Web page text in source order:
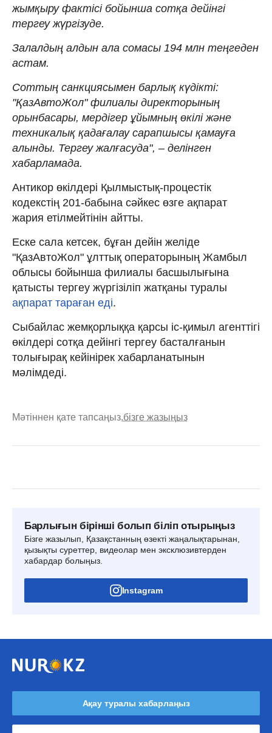
жымқыру фактісі бойынша сотқа дейінгі
тергеу жүргізуде.
Залалдың алдын ала сомасы 194 млн теңгеден
астам.
Соттың санкциясымен барлық күдікті:
"ҚазАвтоЖол" филиалы директорының
орынбасары, мердігер ұйымның өкілі және
техникалық қадағалау сарапшысы қамауға
алынды. Тергеу жалғасуда", – делінген
хабарламада.
Антикор өкілдері Қылмыстық-процестік
кодекстің 201-бабына сәйкес өзге ақпарат
жария етілмейтінін айтты.
Еске сала кетсек, бұған дейін желіде
"ҚазАвтоЖол" ұлттық операторының Жамбыл
облысы бойынша филиалы басшылығына
қатысты тергеу жүргізіліп жатқаны туралы
ақпарат тараған еді.
Сыбайлас жемқорлыққа қарсы іс-қимыл агенттігі
өкілдері сотқа дейінгі тергеу басталғанын
толығырақ кейінірек хабарланатынын
мәлімдеді.
Мәтіннен қате тапсаңыз,бізге жазыңыз
Барлығын бірінші болып біліп отырыңыз
Бізге жазылып, Қазақстанның өзекті жаңалықтарынан,
қызықты суреттер, видеолар мен эксклюзивтерден
хабардар болыңыз.
Instagram
Ақау туралы хабарлаңыз